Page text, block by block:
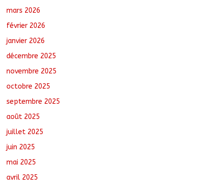
mars 2026
février 2026
janvier 2026
décembre 2025
novembre 2025
octobre 2025
septembre 2025
août 2025
juillet 2025
juin 2025
mai 2025
avril 2025